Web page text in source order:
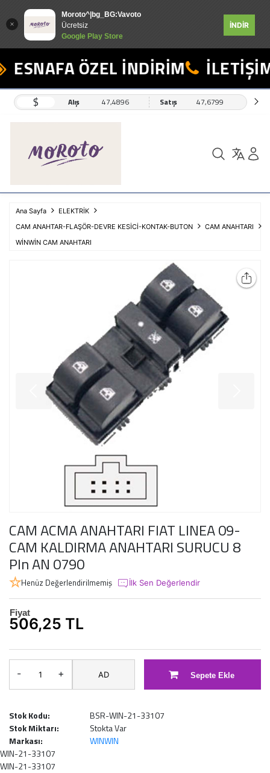
Moroto^|bg_BG:Vavoto
Ücretsiz
Google Play Store
İNDİR
ESNAFA ÖZEL İNDİRİM
$ Alış 47,4896 Satış 47,6799
Ana Sayfa
ELEKTRİK
CAM ANAHTAR-FLAŞÖR-DEVRE KESİCİ-KONTAK-BUTON
CAM ANAHTARI
WİNWİN CAM ANAHTARI
CAM ACMA ANAHTARI FIAT LINEA 09-
CAM KALDIRMA ANAHTARI SURUCU 8
PIn AN 0790
Henüz Değerlendirilmemiş İlk Sen Değerlendir
Fiyat
506,25 TL
- + AD Sepete Ekle
Stok Kodu:
BSR-WIN-21-33107
Stok Miktarı:
Stokta Var
Markası:
WINWIN
WIN-21-33107
WIN-21-33107